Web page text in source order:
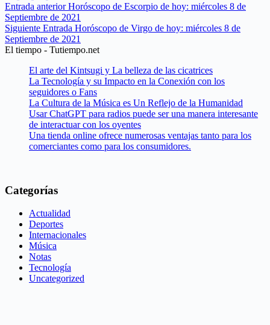
Entrada anteriorHoróscopo de Escorpio de hoy: miércoles 8 de
Septiembre de 2021
Siguiente Entrada Horóscopo de Virgo de hoy: miércoles 8 de
Septiembre de 2021
El tiempo - Tutiempo.net
El arte del Kintsugi y La belleza de las cicatrices
La Tecnología y su Impacto en la Conexión con los
seguidores o Fans
La Cultura de la Música es Un Reflejo de la Humanidad
Usar ChatGPT para radios puede ser una manera interesante
de interactuar con los oyentes
Una tienda online ofrece numerosas ventajas tanto para los
comerciantes como para los consumidores.
Categorías
Actualidad
Deportes
Internacionales
Música
Notas
Tecnología
Uncategorized